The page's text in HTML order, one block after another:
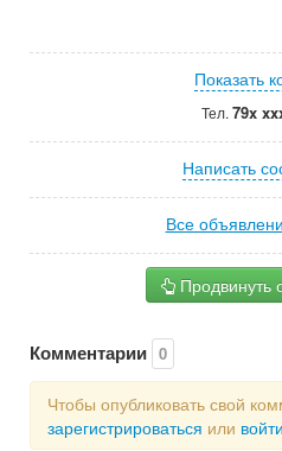
Показать
Тел. 79x
Написать
Все
Продвинуть
Комментарии 0
Чтобы опубликовать свой
зарегистрироваться или войти